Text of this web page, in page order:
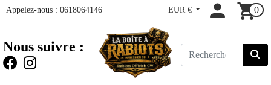
Appelez-nous : 0618064146 EUR € 0
Nous suivre :